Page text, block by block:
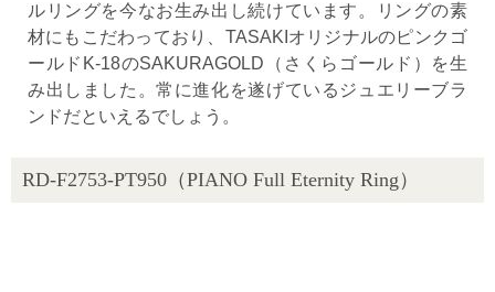
ルリングを今なお生み出し続けています。リングの素
材にもこだわっており、TASAKIオリジナルのピンクゴ
ールドK-18のSAKURAGOLD（さくらゴールド）を生
み出しました。常に進化を遂げているジュエリーブラ
ンドだといえるでしょう。
RD-F2753-PT950（PIANO Full Eternity Ring）